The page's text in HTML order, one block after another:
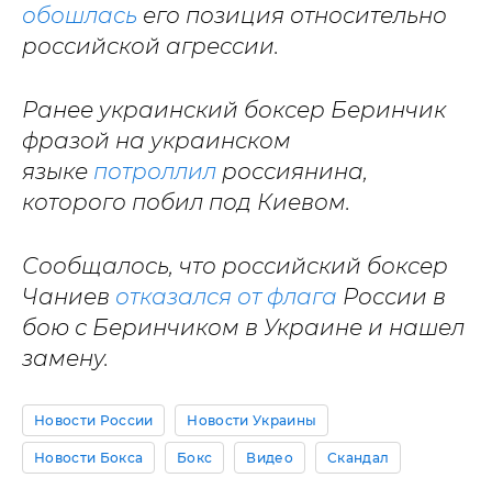
обошлась его позиция относительно
российской агрессии.
Ранее украинский боксер Беринчик
фразой на украинском
языке потроллил россиянина,
которого побил под Киевом.
Сообщалось, что российский боксер
Чаниев отказался от флага России в
бою с Беринчиком в Украине и нашел
замену.
Новости России Новости Украины
Новости Бокса Бокс Видео Скандал